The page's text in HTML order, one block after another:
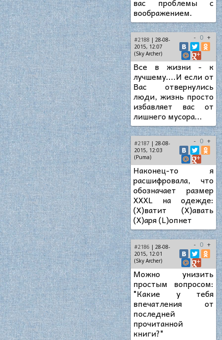
воображением.
#2188 | 28-08-
2015, 12:07
(Sky Archer)
- 0 +
Все в жизни - к
лучшему....И если от
Вас отвернулись
люди, жизнь просто
избавляет вас от
лишнего мусора...
#2187 | 28-08-
2015, 12:03
(Puma)
- 0 +
Наконец-то я
расшифровала, что
обозначает размер
XXXL на одежде:
(X)ватит (X)авать
(X)аря (L)опнет
#2186 | 28-08-
2015, 12:01
(Sky Archer)
- 0 +
Можно унизить
простым вопросом:
"Какие у тебя
впечатления от
последней
прочитанной
книги?"